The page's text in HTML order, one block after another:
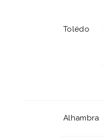
Tolédo
Alhambra